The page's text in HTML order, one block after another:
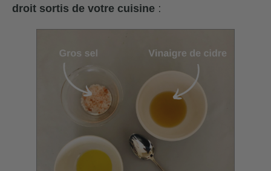
droit sortis de votre cuisine :